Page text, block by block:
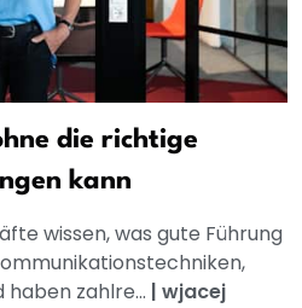
die richtige
kann
wissen, was gute Führung
zahlre... | wjacej